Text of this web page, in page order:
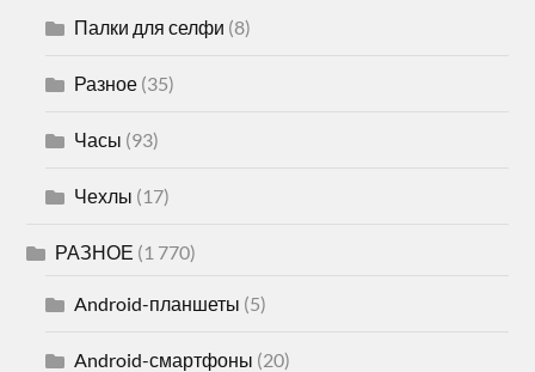
Палки для селфи (8)
Разное (35)
Часы (93)
Чехлы (17)
РАЗНОЕ (1 770)
Android-планшеты (5)
Android-смартфоны (20)